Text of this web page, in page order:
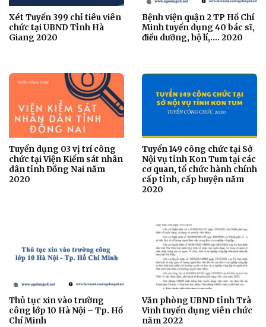
Xét Tuyển 399 chỉ tiêu viên
chức tại UBND Tỉnh Hà
Giang 2020
Bệnh viện quận 2 TP Hồ Chí
Minh tuyển dụng 40 bác sĩ,
điều dưỡng, hộ lí,…. 2020
Tuyển dụng 03 vị trí công
chức tại Viện Kiểm sát nhân
dân tỉnh Đồng Nai năm
2020
Tuyển 149 công chức tại Sở
Nội vụ tỉnh Kon Tum tại các
cơ quan, tổ chức hành chính
cấp tỉnh, cấp huyện năm
2020
Thủ tục xin vào trường
công lớp 10 Hà Nội – Tp. Hồ
Chí Minh
Văn phòng UBND tỉnh Trà
Vinh tuyển dụng viên chức
năm 2022